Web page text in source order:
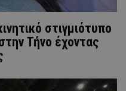
στιγμιότυπο
Τήνο έχοντας